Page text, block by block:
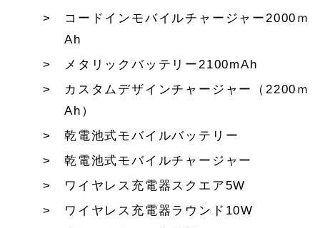
コードインモバイルチャージャー2000ｍ
Ah
メタリックバッテリー2100mAh
カスタムデザインチャージャー（2200ｍ
Ah）
乾電池式モバイルバッテリー
乾電池式モバイルチャージャー
ワイヤレス充電器スクエア5W
ワイヤレス充電器ラウンド10W